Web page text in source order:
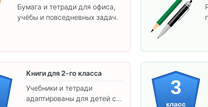
Бумага и тетради для офиса,
учёбы и повседневных задач.
Книги для 2-го класса
Учебники и тетради
адаптированы для детей с
3
класс